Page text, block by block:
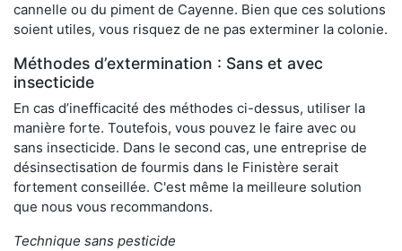
cannelle ou du piment de Cayenne. Bien que ces solutions
soient utiles, vous risquez de ne pas exterminer la colonie.
Méthodes d’extermination : Sans et avec
insecticide
En cas d’inefficacité des méthodes ci-dessus, utiliser la
manière forte. Toutefois, vous pouvez le faire avec ou
sans insecticide. Dans le second cas, une entreprise de
désinsectisation de fourmis dans le Finistère serait
fortement conseillée. C'est même la meilleure solution
que nous vous recommandons.
Technique sans pesticide